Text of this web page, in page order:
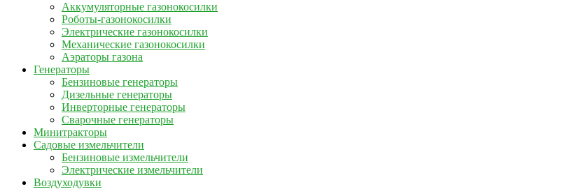
Аккумуляторные газонокосилки
Роботы-газонокосилки
Электрические газонокосилки
Механические газонокосилки
Аэраторы газона
Генераторы
Бензиновые генераторы
Дизельные генераторы
Инверторные генераторы
Сварочные генераторы
Минитракторы
Садовые измельчители
Бензиновые измельчители
Электрические измельчители
Воздуходувки